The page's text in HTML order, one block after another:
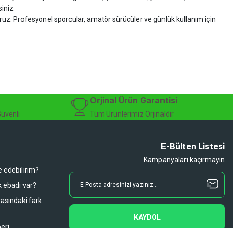
Profesyonel sporcular, amatör sürücüler ve günlük kullanım için
bisiklet alışverişinizi güvenle gerçekleştirebilirsiniz.
Orjinal Ürün Garantisi
Tüm Ürünlerimiz Orjinaldir
edebilirim?
var?
fark
E-Bülten Listesi
Kampanyaları kaçırmayın
KAYDOL